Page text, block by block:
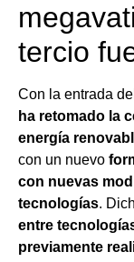
tercio
Con la entrada
ha retomado la
energía
con un nuevo
con nuevas
tecnologías.
entre
previamente